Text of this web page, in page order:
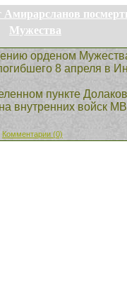
Мужества
орденом
8 апреля в
пункте
внутренних войск
Комментарии (0)